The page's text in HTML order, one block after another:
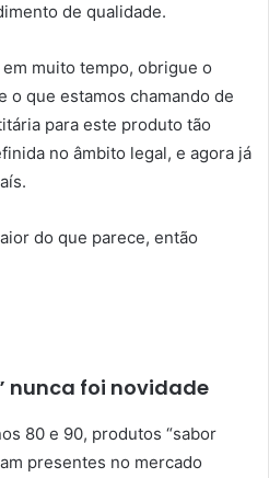
de qualidade.
muito tempo, obrigue o
o que estamos chamando de
para este produto tão
no âmbito legal, e agora já
do que parece, então
nunca foi novidade
80 e 90, produtos “sabor
presentes no mercado